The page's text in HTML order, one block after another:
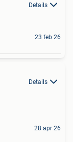
Details
23 feb 26
Details
28 apr 26